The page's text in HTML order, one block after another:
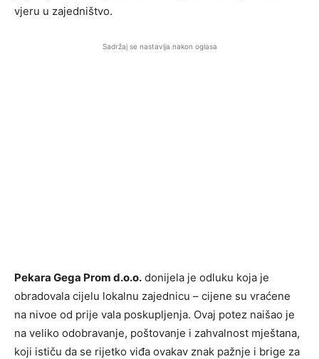
vjeru u zajedništvo.
Sadržaj se nastavlja nakon oglasa
Pekara Gega Prom d.o.o. donijela je odluku koja je
obradovala cijelu lokalnu zajednicu – cijene su vraćene
na nivoe od prije vala poskupljenja. Ovaj potez naišao je
na veliko odobravanje, poštovanje i zahvalnost mještana,
koji ističu da se rijetko viđa ovakav znak pažnje i brige za